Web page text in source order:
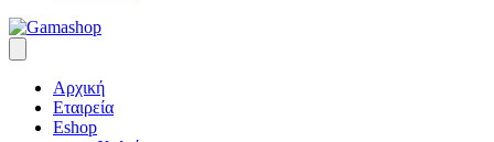
Αρχική
Εταιρεία
Eshop